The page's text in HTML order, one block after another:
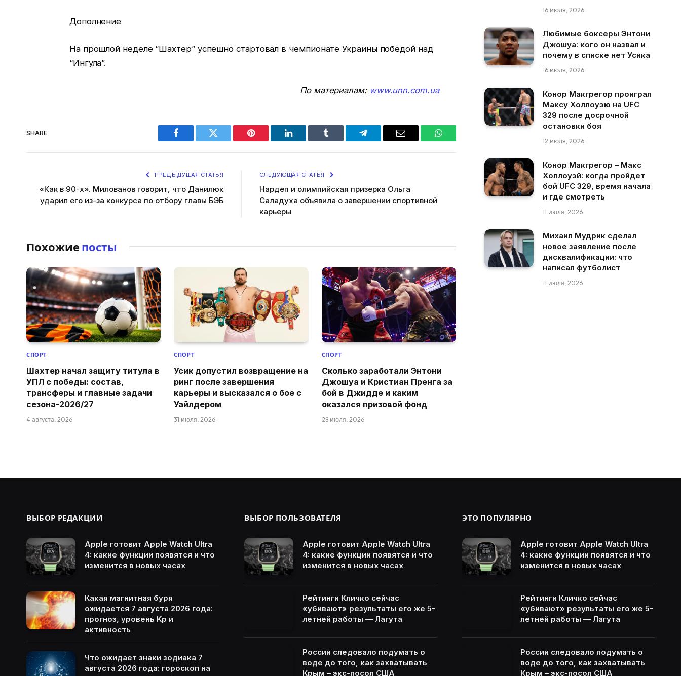
Дополнение
На прошлой неделе “Шахтер” успешно стартовал в чемпионате Украины победой над
“Ингула”.
По материалам: www.unn.com.ua
SHARE.
Facebook Twitter Pinterest LinkedIn Tumblr Telegram Email WhatsApp
ПРЕДЫДУЩАЯ СТАТЬЯ
«Как в 90-х». Милованов говорит, что Данилюк
ударил его из-за конкурса по отбору главы БЭБ
СЛЕДУЮЩАЯ СТАТЬЯ
Нардеп и олимпийская призерка Ольга
Саладуха объявила о завершении спортивной
карьеры
Похожие посты
СПОРТ
Шахтер начал защиту титула в
УПЛ с победы: состав,
трансферы и главные задачи
сезона-2026/27
4 августа, 2026
СПОРТ
Усик допустил возвращение на
ринг после завершения
карьеры и высказался о бое с
Уайлдером
31 июля, 2026
СПОРТ
Сколько заработали Энтони
Джошуа и Кристиан Пренга за
бой в Джидде и каким
оказался призовой фонд
28 июля, 2026
16 июля, 2026
Любимые боксеры Энтони
Джошуа: кого он назвал и
почему в списке нет Усика
16 июля, 2026
Конор Макгрегор проиграл
Максу Холлоуэю на UFC
329 после досрочной
остановки боя
12 июля, 2026
Конор Макгрегор – Макс
Холлоуэй: когда пройдет
бой UFC 329, время начала
и где смотреть
11 июля, 2026
Михаил Мудрик сделал
новое заявление после
дисквалификации: что
написал футболист
11 июля, 2026
ВЫБОР РЕДАКЦИИ
Apple готовит Apple Watch Ultra
4: какие функции появятся и что
изменится в новых часах
Какая магнитная буря
ожидается 7 августа 2026 года:
прогноз, уровень Kp и
активность
Что ожидает знаки зодиака 7
августа 2026 года: гороскоп на
ВЫБОР ПОЛЬЗОВАТЕЛЯ
Apple готовит Apple Watch Ultra
4: какие функции появятся и что
изменится в новых часах
Рейтинги Кличко сейчас
«убивают» результаты его же 5-
летней работы — Лагута
России следовало подумать о
воде до того, как захватывать
Крым – экс-посол США
ЭТО ПОПУЛЯРНО
Apple готовит Apple Watch Ultra
4: какие функции появятся и что
изменится в новых часах
Рейтинги Кличко сейчас
«убивают» результаты его же 5-
летней работы — Лагута
России следовало подумать о
воде до того, как захватывать
Крым – экс-посол США